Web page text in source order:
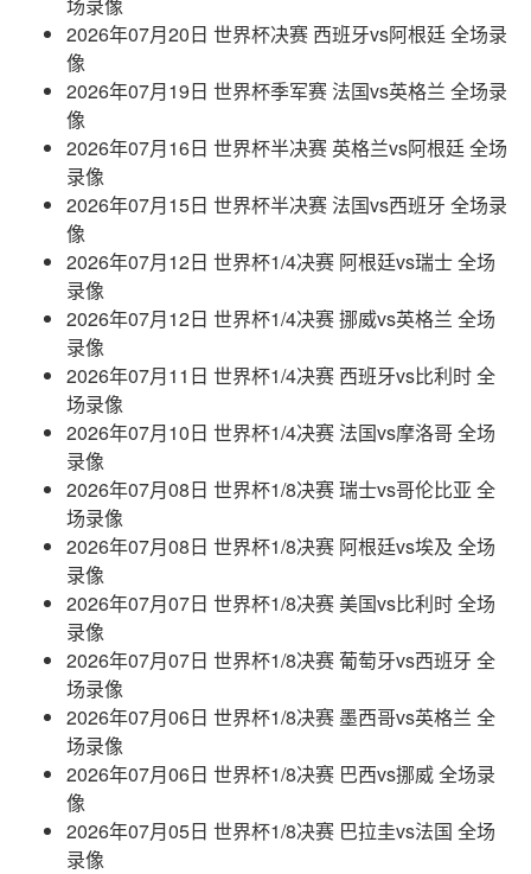
2026年07月20日 世界杯决赛 西班牙vs阿根廷 全场录
像
2026年07月19日 世界杯季军赛 法国vs英格兰 全场录
像
2026年07月16日 世界杯半决赛 英格兰vs阿根廷 全场
录像
2026年07月15日 世界杯半决赛 法国vs西班牙 全场录
像
2026年07月12日 世界杯1/4决赛 阿根廷vs瑞士 全场
录像
2026年07月12日 世界杯1/4决赛 挪威vs英格兰 全场
录像
2026年07月11日 世界杯1/4决赛 西班牙vs比利时 全
场录像
2026年07月10日 世界杯1/4决赛 法国vs摩洛哥 全场
录像
2026年07月08日 世界杯1/8决赛 瑞士vs哥伦比亚 全
场录像
2026年07月08日 世界杯1/8决赛 阿根廷vs埃及 全场
录像
2026年07月07日 世界杯1/8决赛 美国vs比利时 全场
录像
2026年07月07日 世界杯1/8决赛 葡萄牙vs西班牙 全
场录像
2026年07月06日 世界杯1/8决赛 墨西哥vs英格兰 全
场录像
2026年07月06日 世界杯1/8决赛 巴西vs挪威 全场录
像
2026年07月05日 世界杯1/8决赛 巴拉圭vs法国 全场
录像